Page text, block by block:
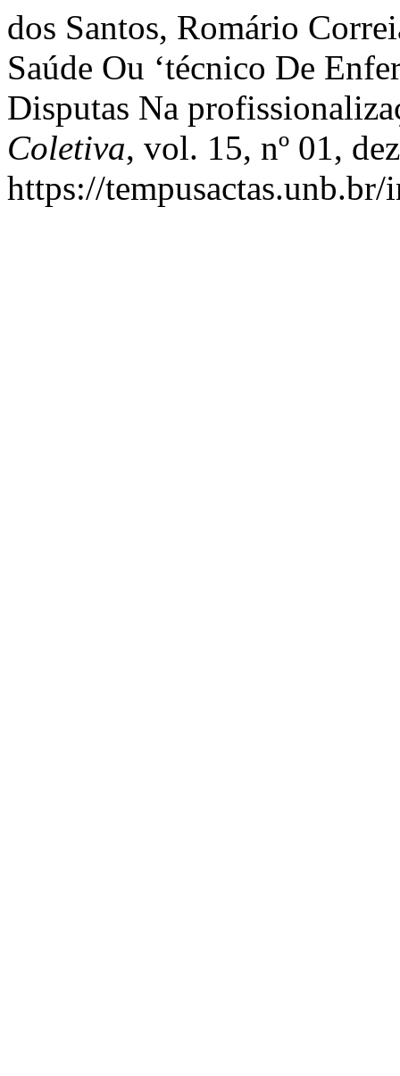
dos Santos, Romário
Saúde Ou ‘técnico De
Disputas Na
Coletiva, vol. 15, nº 01,
https://